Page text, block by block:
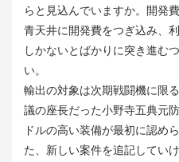
らと見込んでいますか。開発
青天井に開発費をつぎ込み、
しかないとばかりに突き進む
い。
輸出の対象は次期戦闘機に限
議の座長だった小野寺五典元
ドルの高い装備が最初に認め
た、新しい案件を追記してい